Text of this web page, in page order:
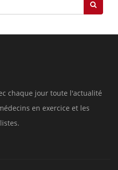
chaque jour toute l'actualité
en exercice et les